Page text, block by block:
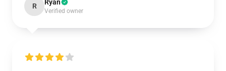
R Ryan
Verified owner